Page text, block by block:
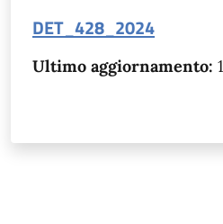
DET_428_2024
Ultimo aggiornamento: